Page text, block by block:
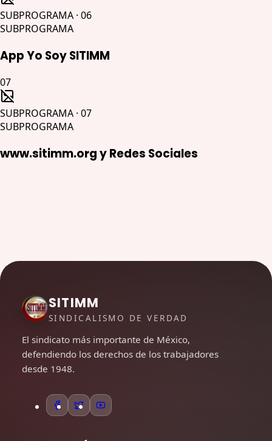
SUBPROGRAMA · 06
SUBPROGRAMA
App Yo Soy SITIMM
07
SUBPROGRAMA · 07
SUBPROGRAMA
www.sitimm.org y Redes Sociales
SITIMM
SINDICALISMO DE VERDAD
El sindicato más importante de México,
defendiendo los derechos de los trabajadores
desde 1948.